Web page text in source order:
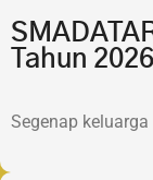
Tahun 2026
Segenap